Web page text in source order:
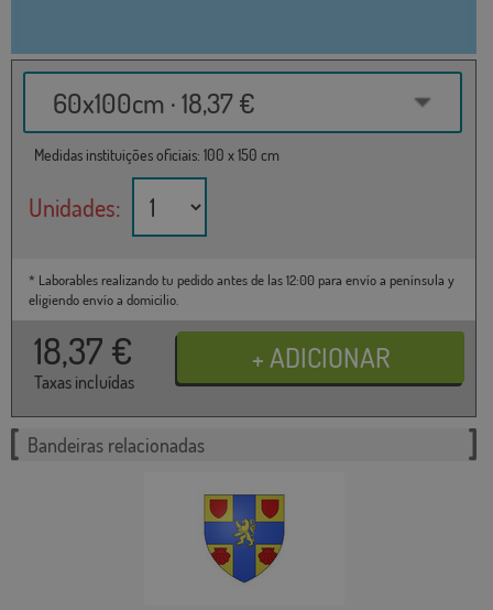
60x100cm · 18,37 €
Medidas instituições oficiais: 100 x 150 cm
Unidades:
* Laborables realizando tu pedido antes de las 12:00 para envío a península y
eligiendo envío a domicilio.
18,37 €
Taxas incluídas
Bandeiras relacionadas